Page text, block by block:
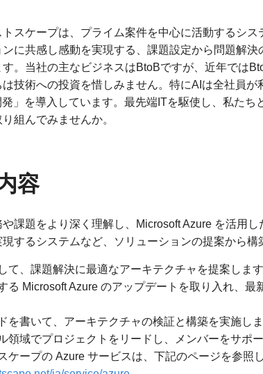
スケープは、プライム案件を中心に活動するシ
に共感し感動を実現する、課題設定から問題解
す。当社の主なビジネスはBtoBですが、近年では
は技術への投資を惜しみません。特にAIは全社員が
発」を導入しています。最先端ITを駆使し、私た
組んでみませんか。
容
課題をより深く理解し、Microsoft Azure を活用
するシステムなど、ソリューションの提案から構
て、課題解決に最適なアーキテクチャを提案します
る Microsoft Azure のアップデートを取り入れ、最
を書いて、アーキテクチャの検証と構築を実施しま
領域でプロジェクトをリードし、メンバーをサポー
ケープの Azure サービスは、下記のページを参照